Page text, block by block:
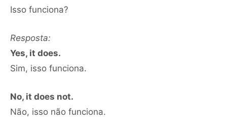
Isso funciona?
Resposta:
Yes, it does.
Sim, isso funciona.
No, it does not.
Não, isso não funciona.